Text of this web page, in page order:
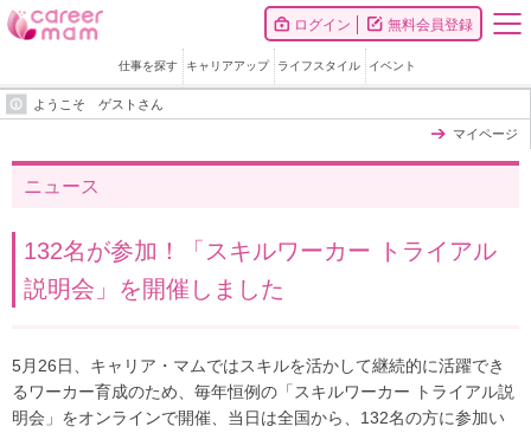
ログイン 無料会員登録
仕事を探す キャリアアップ ライフスタイル イベント
ようこそ ゲストさん
マイページ
ニュース
132名が参加！「スキルワーカー トライアル
説明会」を開催しました
5月26日、キャリア・マムではスキルを活かして継続的に活躍でき
るワーカー育成のため、毎年恒例の「スキルワーカー トライアル説
明会」をオンラインで開催、当日は全国から、132名の方に参加い